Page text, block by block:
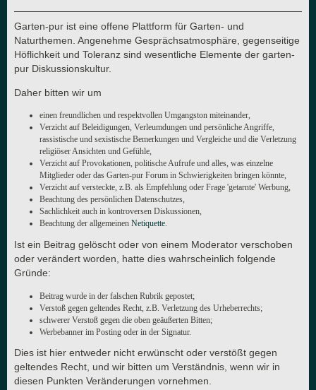
Garten-pur ist eine offene Plattform für Garten- und
Naturthemen. Angenehme Gesprächsatmosphäre, gegenseitige
Höflichkeit und Toleranz sind wesentliche Elemente der garten-
pur Diskussionskultur.
Daher bitten wir um
einen freundlichen und respektvollen Umgangston miteinander,
Verzicht auf Beleidigungen, Verleumdungen und persönliche Angriffe,
rassistische und sexistische Bemerkungen und Vergleiche und die Verletzung
religiöser Ansichten und Gefühle,
Verzicht auf Provokationen, politische Aufrufe und alles, was einzelne
Mitglieder oder das Garten-pur Forum in Schwierigkeiten bringen könnte,
Verzicht auf versteckte, z.B. als Empfehlung oder Frage 'getarnte' Werbung,
Beachtung des persönlichen Datenschutzes,
Sachlichkeit auch in kontroversen Diskussionen,
Beachtung der allgemeinen Netiquette.
Ist ein Beitrag gelöscht oder von einem Moderator verschoben
oder verändert worden, hatte dies wahrscheinlich folgende
Gründe:
Beitrag wurde in der falschen Rubrik gepostet;
Verstoß gegen geltendes Recht, z.B. Verletzung des Urheberrechts;
schwerer Verstoß gegen die oben geäußerten Bitten;
Werbebanner im Posting oder in der Signatur.
Dies ist hier entweder nicht erwünscht oder verstößt gegen
geltendes Recht, und wir bitten um Verständnis, wenn wir in
diesen Punkten Veränderungen vornehmen.